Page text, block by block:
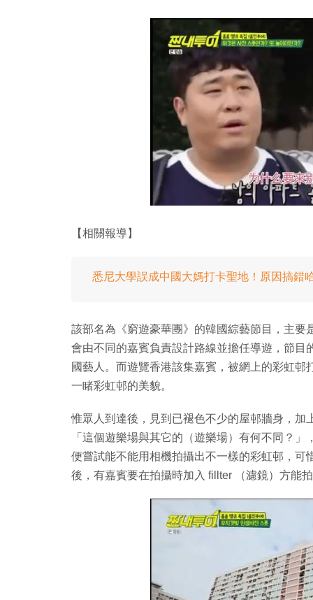
【相關報導】
悉尼大學誤成中國大媽打卡聖地！原因搞錯
該部名為《窮遊豪華團》的韓國綜藝節目，主
會由不同的嘉賓負責設計路線並擔任導遊，節
國藝人。而遊覽香港該集嘉賓，被網上的彩虹
一睹彩虹邨的美貌。
惟眾人到達後，見到已褪色不少的屋邨牆身，
「這個遊樂場與其它的（遊樂場）有何不同？
便嘗試能不能用相機拍攝出不一樣的彩虹邨，
後，有嘉賓要在拍攝時加入 fillter （濾鏡）方能